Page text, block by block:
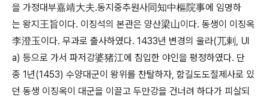
을 가정대부嘉靖大夫․동지중추원사同知中樞院事에 임명하
는 왕지王旨이다. 이징석의 본관은 양산梁山이다. 동생이 이징옥
李澄玉이다. 무과로 출사하였다. 1433년 변경의 울라(兀剌, Ul
a) 등으로 가서 파저강婆猪江에 침입한 야인을 평정하였다. 단
종 1년(1453) 수양대군이 왕위를 찬탈하자, 함길도도절제사로 있
던 동생 이징옥이 대군을 이끌고 두만강을 건너려 하다가 피살되